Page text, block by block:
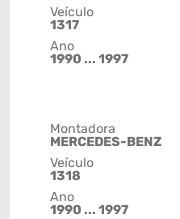
Veículo
1317
Ano
1990 ... 1997
Montadora
MERCEDES-BENZ
Veículo
1318
Ano
1990 ... 1997